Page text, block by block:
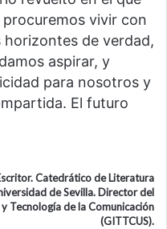
vivir con
horizontes de verdad,
aspirar, y
para nosotros y
El futuro
Catedrático de Literatura
de Sevilla. Director del
Tecnología de la Comunicación
(GITTCUS).